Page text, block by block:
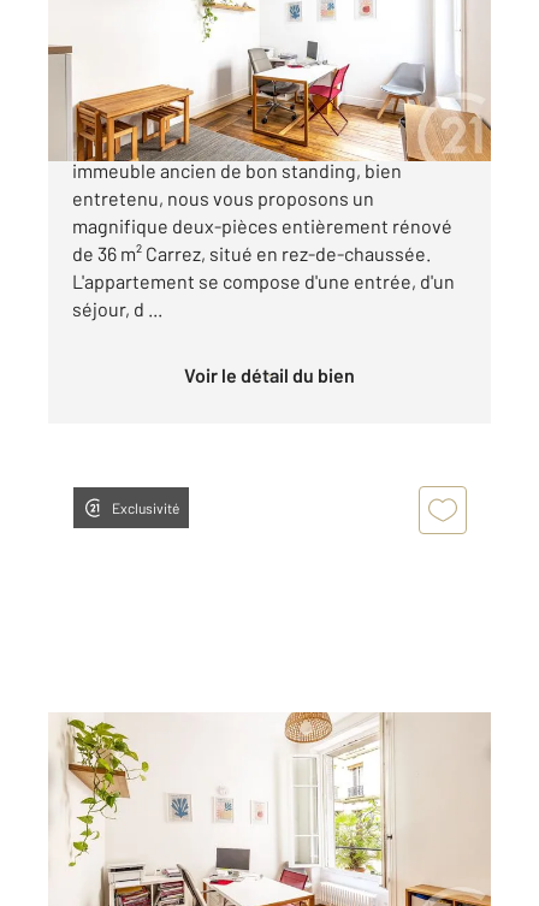
Appartement F2 à vendre
420 000 €
Quartier Jardin des Plantes Dans un bel
immeuble ancien de bon standing, bien
entretenu, nous vous proposons un
magnifique deux-pièces entièrement rénové
de 36 m² Carrez, situé en rez-de-chaussée.
L'appartement se compose d'une entrée, d'un
séjour, d ...
Voir le détail du bien
Exclusivité
PARIS 75005
35,94 m2, 2 pièces
Ref : 31810
Appartement F2 à vendre
420 000 €